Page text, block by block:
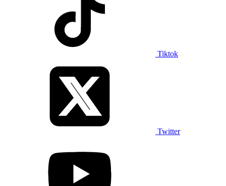
Tiktok
Twitter